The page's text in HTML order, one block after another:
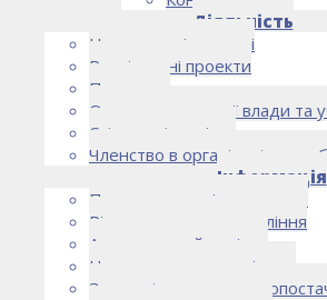
Діяльність
Напрямки діяльності
Реалізовані проекти
Партнери
Органи державної влади та
Спільна діяльність
Членство в організаціях та
Інформація
Правоустановчі документи
Рішення органу управління
Аудиторський комітет
Нормативно-правові акти
Загальні умови